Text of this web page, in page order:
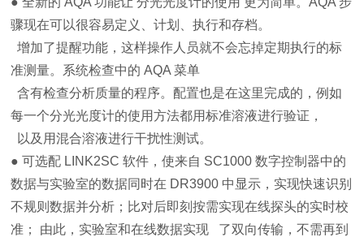
骤现在可以很容易定义、计划、执行和存档。
增加了提醒功能，这样操作人员就不会忘掉定期执行的标
准测量。系统检查中的 AQA 菜单
含有检查分析质量的程序。配置也是在这里完成的，例如
每一个分光光度计的使用方法都用标准溶液进行验证，
以及用混合溶液进行干扰性测试。
● 可选配 LINK2SC 软件，使来自 SC1000 数字控制器中的
数据与实验室的数据同时在 DR3900 中显示，实现快速识别
不规则数据并分析；比对后即刻按需实现在线探头的实时校
准； 由此，实验室和在线数据实现 了双向传输，不需再到